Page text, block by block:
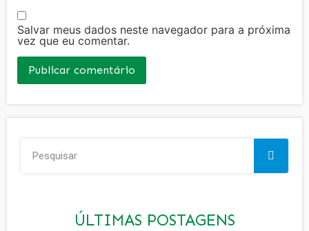
Salvar meus dados neste navegador para a próxima
vez que eu comentar.
ÚLTIMAS POSTAGENS